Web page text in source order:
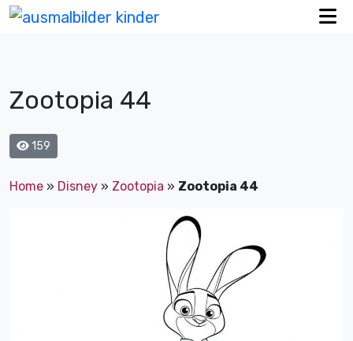
Zootopia 44
159
Home » Disney » Zootopia » Zootopia 44